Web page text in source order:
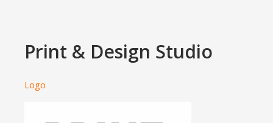
Print & Design Studio
Logo